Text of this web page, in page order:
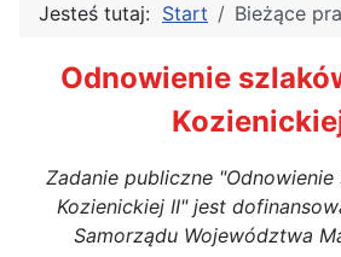
Jesteś tutaj: Start Bieżące
Odnowienie
Zadanie publiczne
Kozienickiej II" jest
Samorządu Województwa